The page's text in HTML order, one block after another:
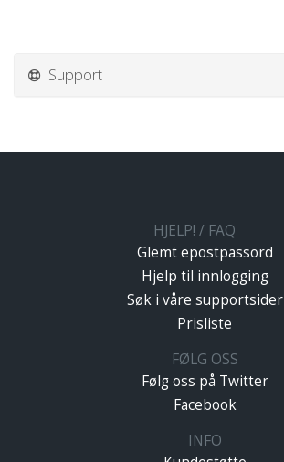
Support
HJELP! / FAQ
Glemt epostpassord
Hjelp til innlogging
Søk i våre supportsider
Prisliste
FØLG OSS
Følg oss på Twitter
Facebook
INFO